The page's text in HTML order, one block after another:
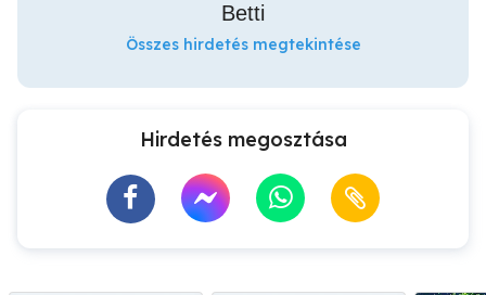
Betti
Összes hirdetés megtekintése
Hirdetés megosztása